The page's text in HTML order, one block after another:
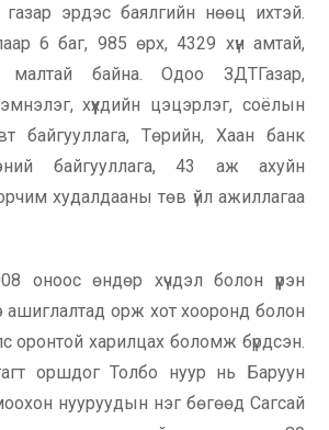
эрдэс баялгийн нөөц ихтэй.
6 баг, 985 өрх, 4329 хүн амтай,
малтай байна. Одоо ЗДТГазар,
хүүхдийн цэцэрлэг, соёлын
байгууллага, Төрийн, Хаан банк
байгууллага, 43 аж ахуйн
худалдааны төв үйл ажиллагаа
оноос өндөр хүчдэл болон үүрэн
ашиглалтад орж хот хооронд болон
оронтой харилцах боломж бүрдсэн.
оршдог Толбо нуур нь Баруун
нууруудын нэг бөгөөд Сагсай